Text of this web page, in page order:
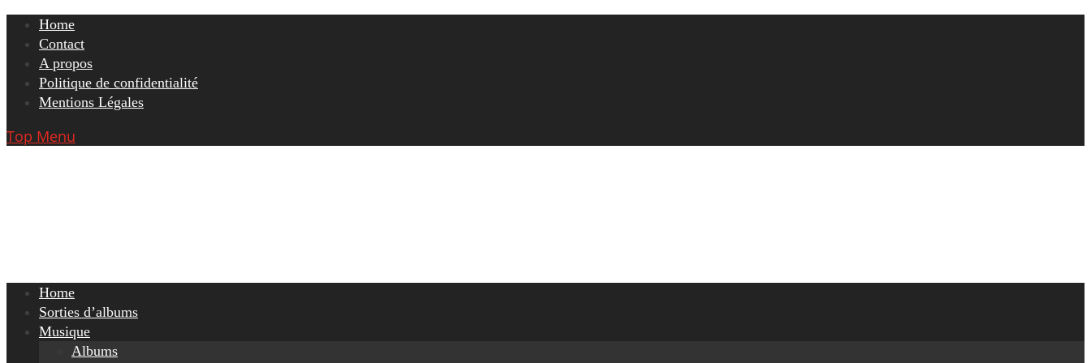
Skip
content
Home
Contact
A propos
Politique de confidentialité
Mentions Légales
Top Menu
Home
Sorties d’albums
Musique
Albums